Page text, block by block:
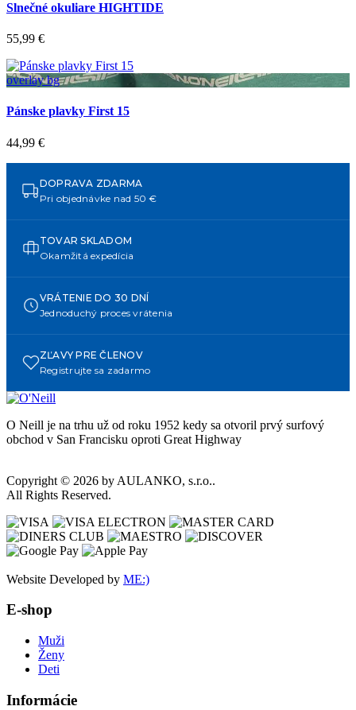
Slnečné okuliare HIGHTIDE
55,99 €
overlay bg
Pánske plavky First 15
44,99 €
DOPRAVA ZDARMA
Pri objednávke nad 50 €
TOVAR SKLADOM
Okamžitá expedícia
VRÁTENIE DO 30 DNÍ
Jednoduchý proces vrátenia
ZĽAVY PRE ČLENOV
Registrujte sa zadarmo
O Neill je na trhu už od roku 1952 kedy sa otvoril prvý surfový
obchod v San Francisku oproti Great Highway
Copyright © 2026 by AULANKO, s.r.o..
All Rights Reserved.
Website Developed by ME:)
E-shop
Muži
Ženy
Deti
Informácie